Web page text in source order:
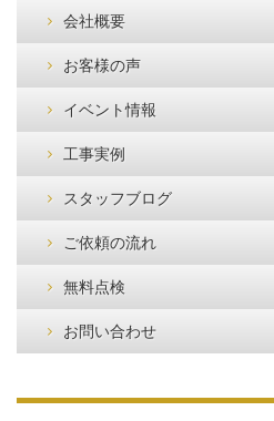
会社概要
お客様の声
イベント情報
工事実例
スタッフブログ
ご依頼の流れ
無料点検
お問い合わせ